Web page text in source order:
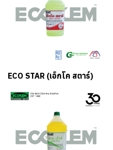
ECO STAR (เอ็กโค สตาร์)